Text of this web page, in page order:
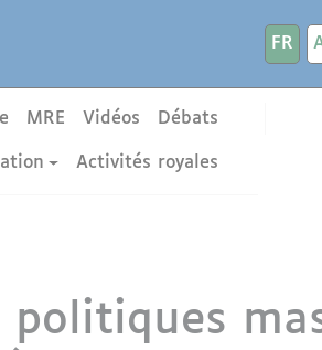
FR
MRE Vidéos Débats
Activités royales
politiques